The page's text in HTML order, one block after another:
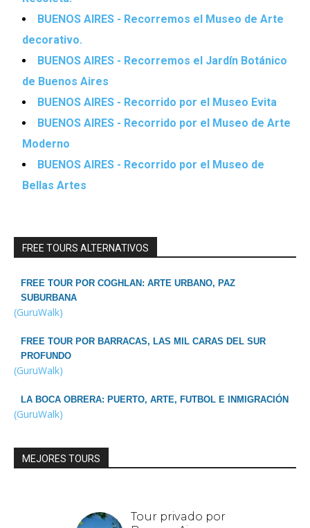
BUENOS AIRES - Recorremos el Museo de Arte
decorativo.
BUENOS AIRES - Recorremos el Jardín Botánico
de Buenos Aires
BUENOS AIRES - Recorrido por el Museo Evita
BUENOS AIRES - Recorrido por el Museo de Arte
Moderno
BUENOS AIRES - Recorrido por el Museo de
Bellas Artes
FREE TOURS ALTERNATIVOS
FREE TOUR POR COGHLAN: ARTE URBANO, PAZ
SUBURBANA
(GuruWalk)
FREE TOUR POR BARRACAS, LAS MIL CARAS DEL SUR
PROFUNDO
(GuruWalk)
LA BOCA OBRERA: PUERTO, ARTE, FUTBOL E INMIGRACIÓN
(GuruWalk)
MEJORES TOURS